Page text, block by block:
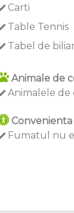
Carti
Table Tennis
Tabel de
Animale de
Animalele de
Convenienta
Fumatul nu